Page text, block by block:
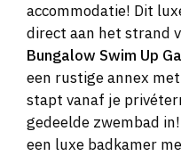
accommodatie! Dit
direct aan het strand
Bungalow Swim Up
een rustige annex
stapt vanaf je
gedeelde zwembad
een luxe badkamer